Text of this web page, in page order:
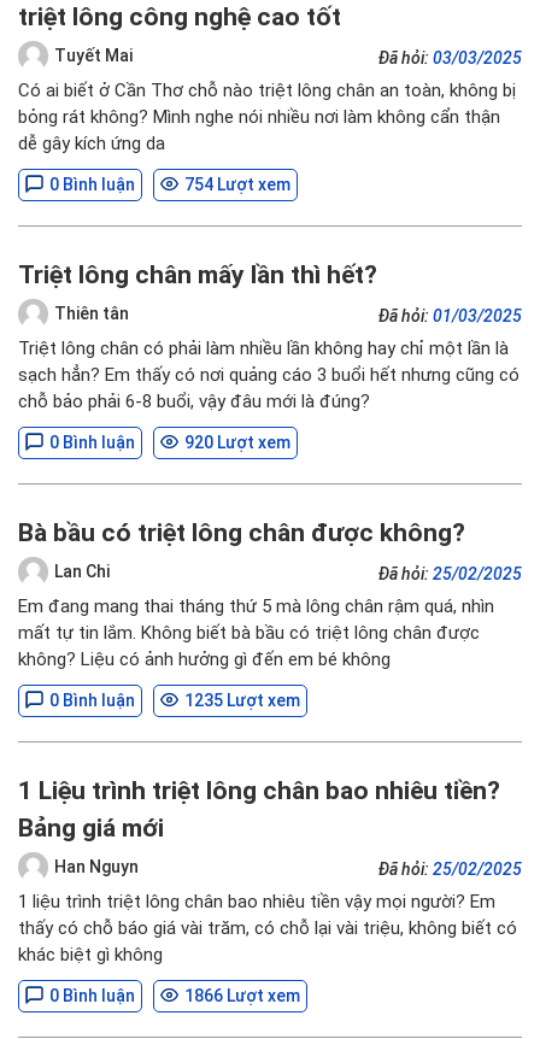
triệt lông công nghệ cao tốt
Tuyết Mai Đã hỏi: 03/03/2025
Có ai biết ở Cần Thơ chỗ nào triệt lông chân an toàn, không bị
bỏng rát không? Mình nghe nói nhiều nơi làm không cẩn thận
dễ gây kích ứng da
0 Bình luận 754 Lượt xem
Triệt lông chân mấy lần thì hết?
Thiên tân Đã hỏi: 01/03/2025
Triệt lông chân có phải làm nhiều lần không hay chỉ một lần là
sạch hẳn? Em thấy có nơi quảng cáo 3 buổi hết nhưng cũng có
chỗ bảo phải 6-8 buổi, vậy đâu mới là đúng?
0 Bình luận 920 Lượt xem
Bà bầu có triệt lông chân được không?
Lan Chi Đã hỏi: 25/02/2025
Em đang mang thai tháng thứ 5 mà lông chân rậm quá, nhìn
mất tự tin lắm. Không biết bà bầu có triệt lông chân được
không? Liệu có ảnh hưởng gì đến em bé không
0 Bình luận 1235 Lượt xem
1 Liệu trình triệt lông chân bao nhiêu tiền?
Bảng giá mới
Han Nguyn Đã hỏi: 25/02/2025
1 liệu trình triệt lông chân bao nhiêu tiền vậy mọi người? Em
thấy có chỗ báo giá vài trăm, có chỗ lại vài triệu, không biết có
khác biệt gì không
0 Bình luận 1866 Lượt xem